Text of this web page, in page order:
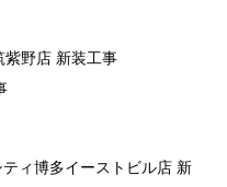
紫野店 新装工事
ィ博多イーストビル店 新